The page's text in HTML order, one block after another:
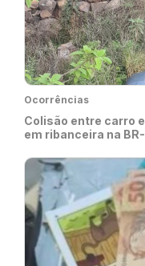
Ocorrências
Colisão entre carro
em ribanceira na